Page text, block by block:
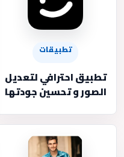
تطبيقات
تطبيق احترافي لتعديل
الصور و تحسين جودتها